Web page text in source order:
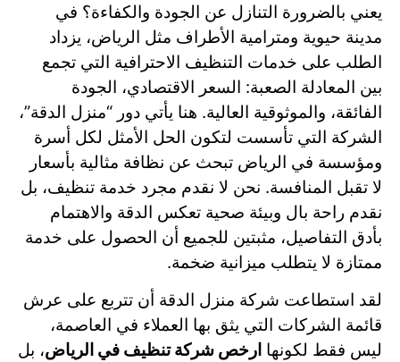
يعني بالضرورة التنازل عن الجودة والكفاءة؟ في
مدينة حيوية ومترامية الأطراف مثل الرياض، يزداد
الطلب على خدمات التنظيف الاحترافية التي تجمع
بين المعادلة الصعبة: السعر الاقتصادي، الجودة
الفائقة، والموثوقية العالية. هنا يأتي دور “منزل الدقة”،
الشركة التي تأسست لتكون الحل الأمثل لكل أسرة
ومؤسسة في الرياض تبحث عن نظافة مثالية بأسعار
لا تقبل المنافسة. نحن لا نقدم مجرد خدمة تنظيف، بل
نقدم راحة بال وبيئة صحية تعكس الدقة والاهتمام
بأدق التفاصيل، مثبتين للجميع أن الحصول على خدمة
ممتازة لا يتطلب ميزانية ضخمة.
لقد استطاعت شركة منزل الدقة أن تتربع على عرش
قائمة الشركات التي يثق بها العملاء في العاصمة،
ليس فقط لكونها ارخص شركة تنظيف في الرياض، بل